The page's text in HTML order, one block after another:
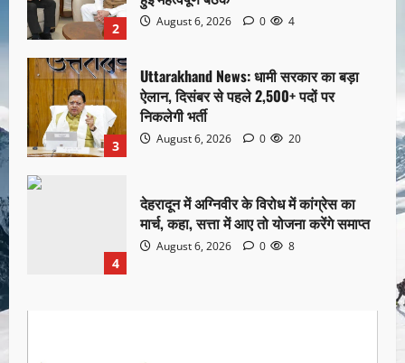
2 August 6, 2026 0 4
3
Uttarakhand News: धामी सरकार का बड़ा
ऐलान, दिसंबर से पहले 2,500+ पदों पर
निकलेगी भर्ती
August 6, 2026 0 20
4
देहरादून में अग्निवीर के विरोध में कांग्रेस का
मार्च, कहा, सत्ता में आए तो योजना करेंगे समाप्त
August 6, 2026 0 8